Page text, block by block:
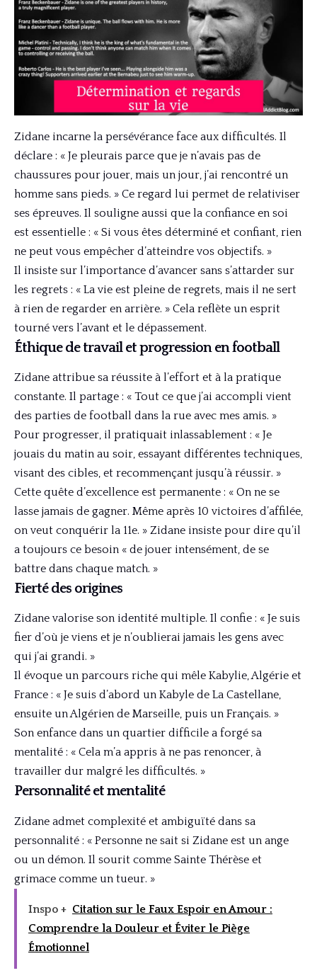
Zidane incarne la persévérance face aux difficultés. Il
déclare : « Je pleurais parce que je n’avais pas de
chaussures pour jouer, mais un jour, j’ai rencontré un
homme sans pieds. » Ce regard lui permet de relativiser
ses épreuves. Il souligne aussi que la confiance en soi
est essentielle : « Si vous êtes déterminé et confiant, rien
ne peut vous empêcher d’atteindre vos objectifs. »
Il insiste sur l’importance d’avancer sans s’attarder sur
les regrets : « La vie est pleine de regrets, mais il ne sert
à rien de regarder en arrière. » Cela reflète un esprit
tourné vers l’avant et le dépassement.
Éthique de travail et progression en football
Zidane attribue sa réussite à l’effort et à la pratique
constante. Il partage : « Tout ce que j’ai accompli vient
des parties de football dans la rue avec mes amis. »
Pour progresser, il pratiquait inlassablement : « Je
jouais du matin au soir, essayant différentes techniques,
visant des cibles, et recommençant jusqu’à réussir. »
Cette quête d’excellence est permanente : « On ne se
lasse jamais de gagner. Même après 10 victoires d’affilée,
on veut conquérir la 11e. » Zidane insiste pour dire qu’il
a toujours ce besoin « de jouer intensément, de se
battre dans chaque match. »
Fierté des origines
Zidane valorise son identité multiple. Il confie : « Je suis
fier d’où je viens et je n’oublierai jamais les gens avec
qui j’ai grandi. »
Il évoque un parcours riche qui mêle Kabylie, Algérie et
France : « Je suis d’abord un Kabyle de La Castellane,
ensuite un Algérien de Marseille, puis un Français. »
Son enfance dans un quartier difficile a forgé sa
mentalité : « Cela m’a appris à ne pas renoncer, à
travailler dur malgré les difficultés. »
Personnalité et mentalité
Zidane admet complexité et ambiguïté dans sa
personnalité : « Personne ne sait si Zidane est un ange
ou un démon. Il sourit comme Sainte Thérèse et
grimace comme un tueur. »
Inspo + Citation sur le Faux Espoir en Amour :
Comprendre la Douleur et Éviter le Piège
Émotionnel